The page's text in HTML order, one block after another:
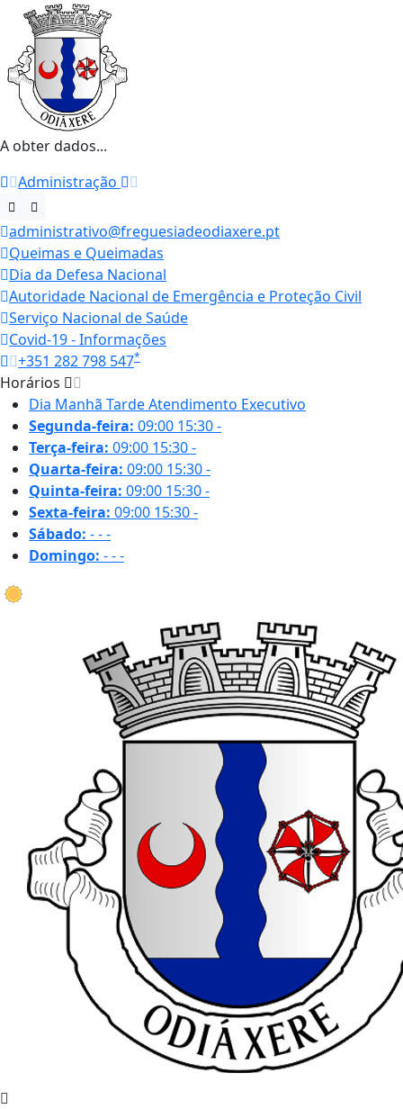
A obter dados...
Administração
administrativo@freguesiadeodiaxere.pt
Queimas e Queimadas
Dia da Defesa Nacional
Autoridade Nacional de Emergência e Proteção Civil
Serviço Nacional de Saúde
Covid-19 - Informações
+351 282 798 547*
Horários
Dia Manhã TardeAtendimento Executivo
Segunda-feira: 09:00 15:30-
Terça-feira: 09:00 15:30-
Quarta-feira: 09:00 15:30-
Quinta-feira: 09:00 15:30-
Sexta-feira: 09:00 15:30-
Sábado: ---
Domingo: ---